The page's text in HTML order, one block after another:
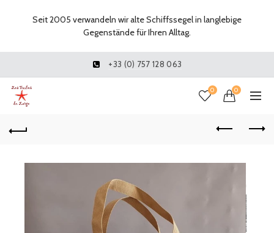
+33 (0) 757 128 063
0 0
Seit 2005 verwandeln wir alte Schiffssegel in langlebige
Gegenstände für Ihren Alltag.